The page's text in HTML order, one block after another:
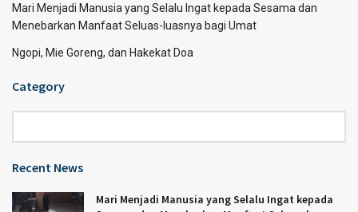
Mari Menjadi Manusia yang Selalu Ingat kepada Sesama dan
Menebarkan Manfaat Seluas-luasnya bagi Umat
Ngopi, Mie Goreng, dan Hakekat Doa
Category
Recent News
Mari Menjadi Manusia yang Selalu Ingat kepada